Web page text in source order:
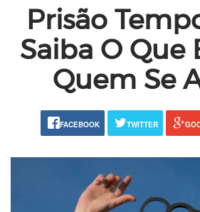
Prisão
Saiba O Que
Quem Se
FACEBOOK TWITTER